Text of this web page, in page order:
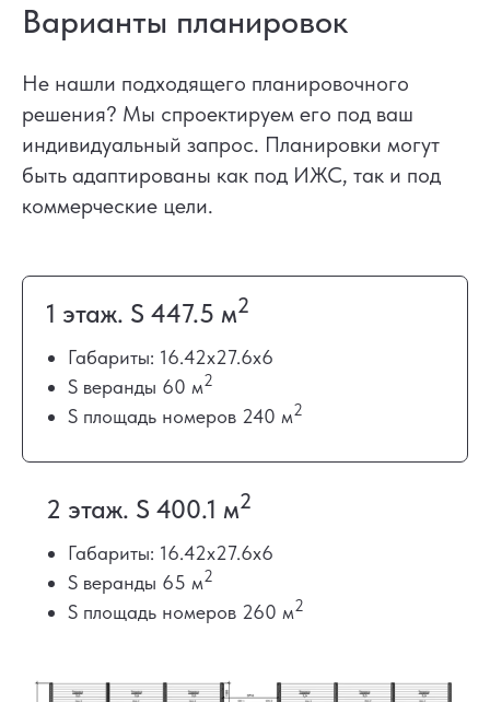
Варианты планировок
Не нашли подходящего планировочного
решения? Мы спроектируем его под ваш
индивидуальный запрос. Планировки могут
быть адаптированы как под ИЖС, так и под
коммерческие цели.
1 этаж. S 447.5 м2
Габариты: 16.42х27.6х6
S веранды 60 м2
S площадь номеров 240 м2
2 этаж. S 400.1 м2
Габариты: 16.42х27.6х6
S веранды 65 м2
S площадь номеров 260 м2